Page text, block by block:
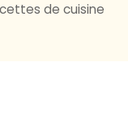
de cuisine